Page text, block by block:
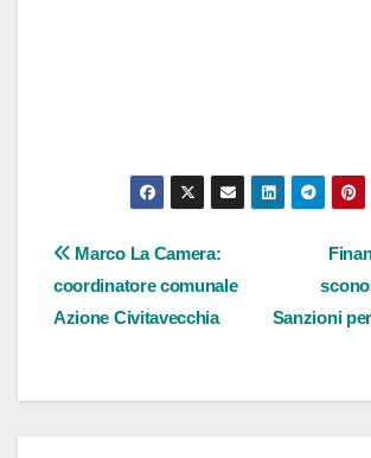
Navigazione
articoli
Sanzioni
Marco La Camera:
coordinatore comunale
Azione Civitavecchia